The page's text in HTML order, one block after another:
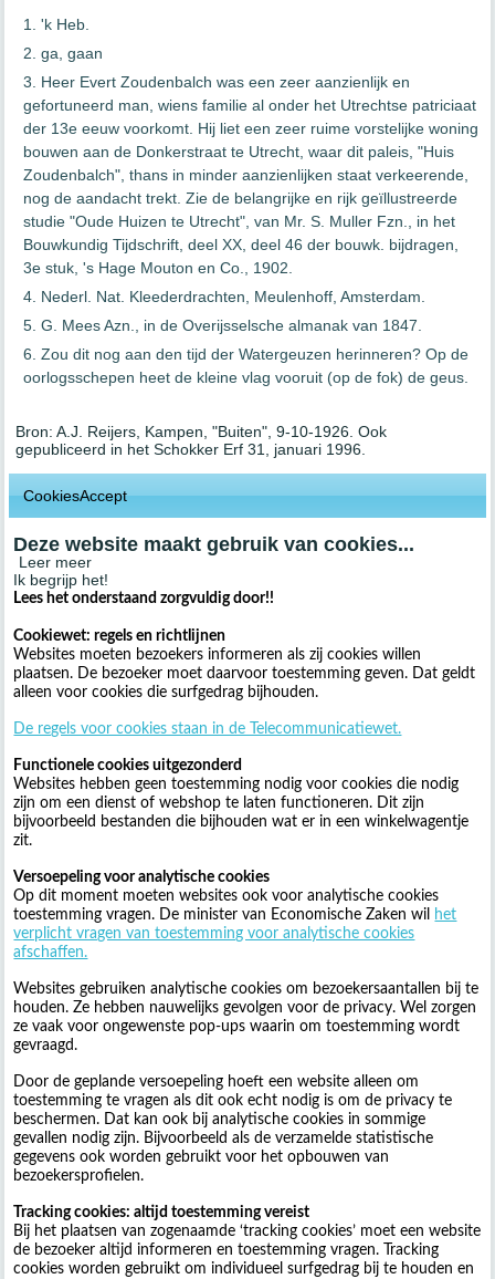
'k Heb.
ga, gaan
Heer Evert Zoudenbalch was een zeer aanzienlijk en
gefortuneerd man, wiens familie al onder het Utrechtse patriciaat
der 13e eeuw voorkomt. Hij liet een zeer ruime vorstelijke woning
bouwen aan de Donkerstraat te Utrecht, waar dit paleis, "Huis
Zoudenbalch", thans in minder aanzienlijken staat verkeerende,
nog de aandacht trekt. Zie de belangrijke en rijk geïllustreerde
studie "Oude Huizen te Utrecht", van Mr. S. Muller Fzn., in het
Bouwkundig Tijdschrift, deel XX, deel 46 der bouwk. bijdragen,
3e stuk, 's Hage Mouton en Co., 1902.
Nederl. Nat. Kleederdrachten, Meulenhoff, Amsterdam.
G. Mees Azn., in de Overijsselsche almanak van 1847.
Zou dit nog aan den tijd der Watergeuzen herinneren? Op de
oorlogsschepen heet de kleine vlag vooruit (op de fok) de geus.
Bron: A.J. Reijers, Kampen, "Buiten", 9-10-1926. Ook
gepubliceerd in het Schokker Erf 31, januari 1996.
CookiesAccept
Deze website maakt gebruik van cookies...
Leer meer
Ik begrijp het!
Lees het onderstaand zorgvuldig door!!
Cookiewet: regels en richtlijnen
Websites moeten bezoekers informeren als zij cookies willen
plaatsen. De bezoeker moet daarvoor toestemming geven. Dat geldt
alleen voor cookies die surfgedrag bijhouden.
De regels voor cookies staan in de Telecommunicatiewet.
Functionele cookies uitgezonderd
Websites hebben geen toestemming nodig voor cookies die nodig
zijn om een dienst of webshop te laten functioneren. Dit zijn
bijvoorbeeld bestanden die bijhouden wat er in een winkelwagentje
zit.
Versoepeling voor analytische cookies
Op dit moment moeten websites ook voor analytische cookies
toestemming vragen. De minister van Economische Zaken wil
het
verplicht vragen van toestemming voor analytische cookies
afschaffen.
Websites gebruiken analytische cookies om bezoekersaantallen bij te
houden. Ze hebben nauwelijks gevolgen voor de privacy. Wel zorgen
ze vaak voor ongewenste pop-ups waarin om toestemming wordt
gevraagd.
Door de geplande versoepeling hoeft een website alleen om
toestemming te vragen als dit ook echt nodig is om de privacy te
beschermen. Dat kan ook bij analytische cookies in sommige
gevallen nodig zijn. Bijvoorbeeld als de verzamelde statistische
gegevens ook worden gebruikt voor het opbouwen van
bezoekersprofielen.
Tracking cookies: altijd toestemming vereist
Bij het plaatsen van zogenaamde ‘tracking cookies’ moet een website
de bezoeker altijd informeren en toestemming vragen. Tracking
cookies worden gebruikt om individueel surfgedrag bij te houden en